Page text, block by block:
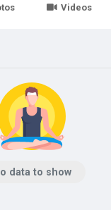
Videos
data to show